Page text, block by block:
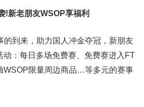
!新老朋友WSOP享福利
的到来，助力国人冲金夺冠，新朋友
动：每日多场免费赛、免费赛进入FT
WSOP限量周边商品…等多元的赛事